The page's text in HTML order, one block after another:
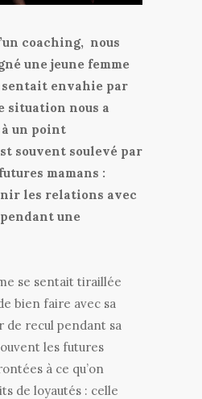
’un coaching, nous
une jeune femme
envahie par
situation nous a
un point
souvent soulevé par
mamans :
les relations avec
une
se sentait tiraillée
bien faire avec sa
de recul pendant sa
les futures
à ce qu’on
de loyautés : celle